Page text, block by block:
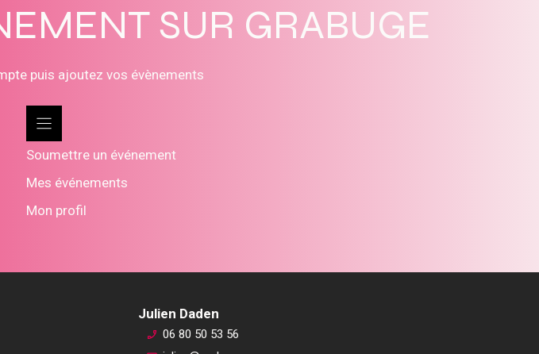
SUR GRABUGE
puis ajoutez vos évènements
Soumettre un événement
Mes événements
Mon profil
Julien Daden
06 80 50 53 56